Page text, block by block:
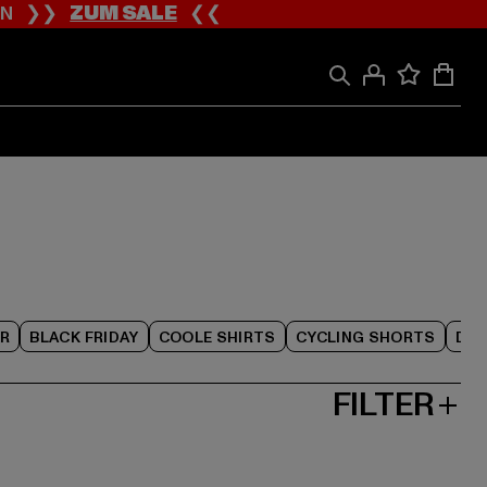
❯❯ZUM SALE❮❮
BLACK FRIDAY COOLE SHIRTS CYCLING SHORTS
FILTER